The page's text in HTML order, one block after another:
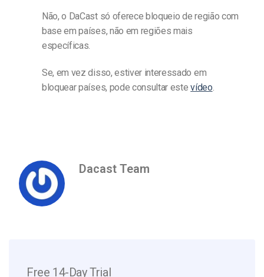
Não, o DaCast só oferece bloqueio de região com
base em países, não em regiões mais
específicas.
Se, em vez disso, estiver interessado em
bloquear países, pode consultar estevídeo
Dacast Team
Free 14-Day Trial